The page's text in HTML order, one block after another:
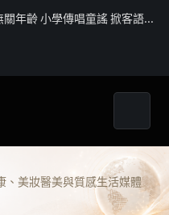
年齡 小學傳唱童謠 掀客語
、美妝醫美與質感生活媒體